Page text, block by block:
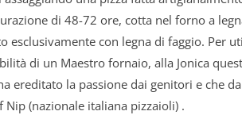
di 48-72 ore, cotta nel forno a
esclusivamente con legna di faggio. Per
di un Maestro fornaio, alla Jonica
ereditato la passione dai genitori e che
(nazionale italiana pizzaioli) .